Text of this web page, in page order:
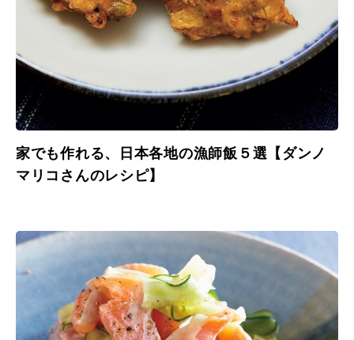
家でも作れる、日本各地の漁師飯５選【ダンノ
マリコさんのレシピ】